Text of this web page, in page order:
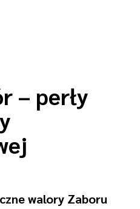
– perły
walory Zaboru